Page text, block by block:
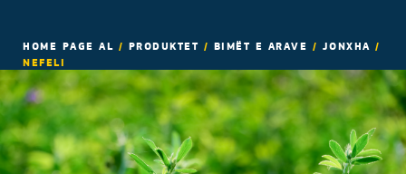
HOME PAGE AL / PRODUKTET / BIMËT E ARAVE / JONXHA /
NEFELI